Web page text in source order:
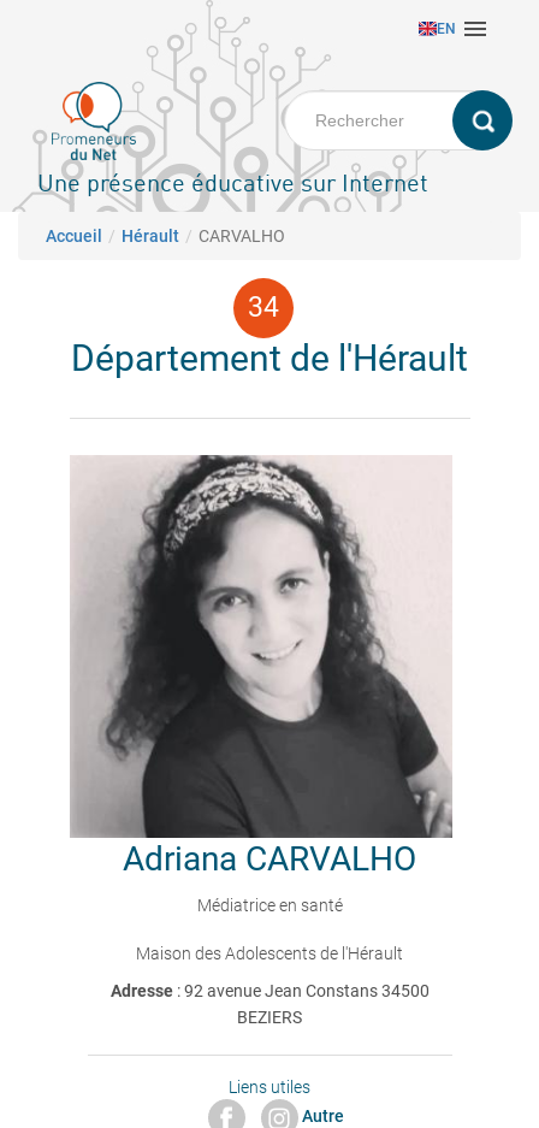
principal
EN 
Une présence éducative sur Internet
Fil d'Ariane
Accueil Hérault CARVALHO
Département de l'Hérault
Adriana CARVALHO
Médiatrice en santé
Maison des Adolescents de l'Hérault
Adresse : 92 avenue Jean Constans 34500
BEZIERS
Liens utiles
Autre